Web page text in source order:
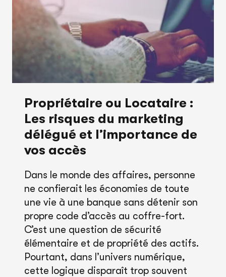
Propriétaire ou Locataire :
Les risques du marketing
délégué et l’importance de
vos accès
Dans le monde des affaires, personne
ne confierait les économies de toute
une vie à une banque sans détenir son
propre code d’accès au coffre-fort.
C’est une question de sécurité
élémentaire et de propriété des actifs.
Pourtant, dans l’univers numérique,
cette logique disparaît trop souvent